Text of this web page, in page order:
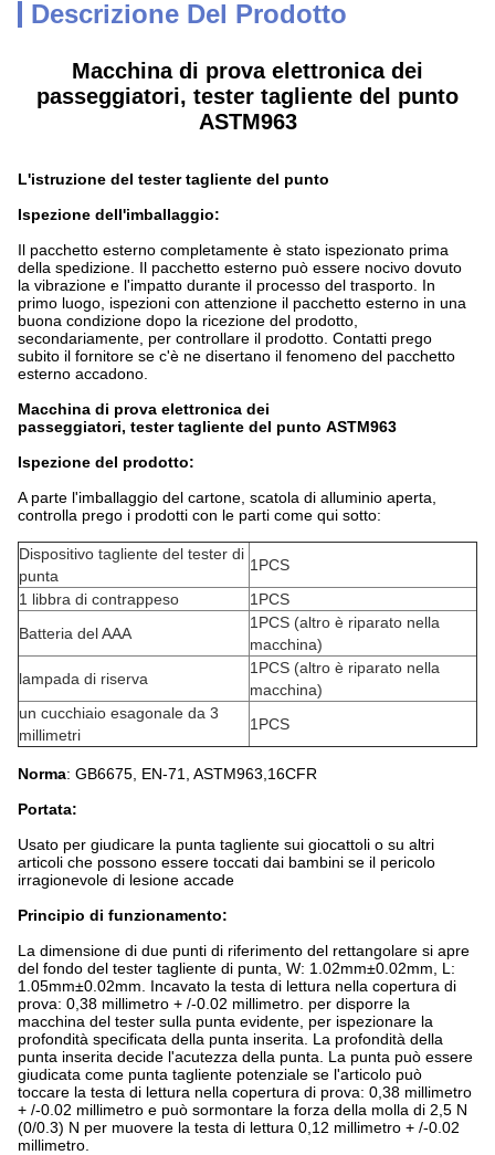
Descrizione Del Prodotto
Macchina di prova elettronica dei
passeggiatori, tester tagliente del punto
ASTM963
L'istruzione del tester tagliente del punto
Ispezione dell'imballaggio:
Il pacchetto esterno completamente è stato ispezionato prima
della spedizione. Il pacchetto esterno può essere nocivo dovuto
la vibrazione e l'impatto durante il processo del trasporto. In
primo luogo, ispezioni con attenzione il pacchetto esterno in una
buona condizione dopo la ricezione del prodotto,
secondariamente, per controllare il prodotto. Contatti prego
subito il fornitore se c'è ne disertano il fenomeno del pacchetto
esterno accadono.
Macchina di prova elettronica dei
passeggiatori, tester tagliente del punto ASTM963
Ispezione del prodotto:
A parte l'imballaggio del cartone, scatola di alluminio aperta,
controlla prego i prodotti con le parti come qui sotto:
Dispositivo tagliente del tester di
punta
1PCS
1 libbra di contrappeso
1PCS
Batteria del AAA
1PCS (altro è riparato nella
macchina)
lampada di riserva
1PCS (altro è riparato nella
macchina)
un cucchiaio esagonale da 3
millimetri
1PCS
Norma: GB6675, EN-71, ASTM963,16CFR
Portata:
Usato per giudicare la punta tagliente sui giocattoli o su altri
articoli che possono essere toccati dai bambini se il pericolo
irragionevole di lesione accade
Principio di funzionamento:
La dimensione di due punti di riferimento del rettangolare si apre
del fondo del tester tagliente di punta, W: 1.02mm±0.02mm, L:
1.05mm±0.02mm. Incavato la testa di lettura nella copertura di
prova: 0,38 millimetro + /-0.02 millimetro. per disporre la
macchina del tester sulla punta evidente, per ispezionare la
profondità specificata della punta inserita. La profondità della
punta inserita decide l'acutezza della punta. La punta può essere
giudicata come punta tagliente potenziale se l'articolo può
toccare la testa di lettura nella copertura di prova: 0,38 millimetro
+ /-0.02 millimetro e può sormontare la forza della molla di 2,5 N
(0/0.3) N per muovere la testa di lettura 0,12 millimetro + /-0.02
millimetro.